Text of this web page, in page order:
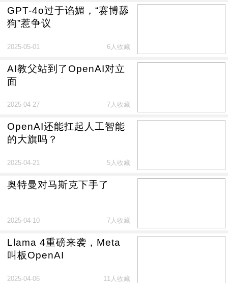
GPT-4o过于谄媚，“赛博舔
狗”惹争议
2025-05-01 6人收藏
AI教父站到了OpenAI对立
面
2025-04-27 7人收藏
OpenAI还能扛起人工智能
的大旗吗？
2025-04-21 5人收藏
奥特曼对马斯克下手了
2025-04-10 7人收藏
Llama 4重磅来袭，Meta
叫板OpenAI
2025-04-06 11人收藏